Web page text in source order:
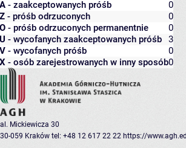
A - zaakceptowanych próśb
0
Z - próśb odrzuconych
0
O - próśb odrzuconych permanentnie
0
U - wycofanych zaakceptowanych próśb
3
V - wycofanych próśb
0
X - osób zarejestrowanych w inny sposób0
al. Mickiewicza 30
30-059 Kraków tel: +48 12 617 22 22 https://